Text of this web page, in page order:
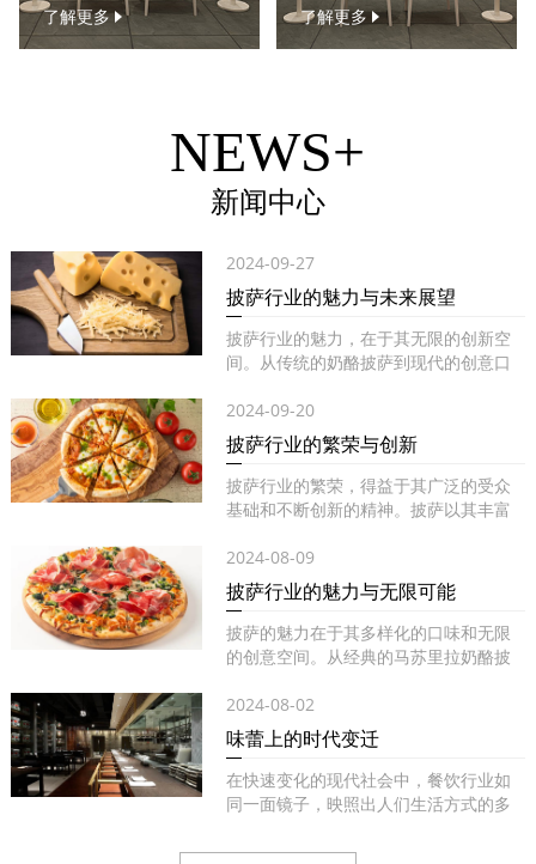
了解更多
了解更多
NEWS+
新闻中心
2024-09-27
披萨行业的魅力与未来展望
披萨行业的魅力，在于其无限的创新空
间。从传统的奶酪披萨到现代的创意口
2024-09-20
披萨行业的繁荣与创新
披萨行业的繁荣，得益于其广泛的受众
基础和不断创新的精神。披萨以其丰富
2024-08-09
披萨行业的魅力与无限可能
披萨的魅力在于其多样化的口味和无限
的创意空间。从经典的马苏里拉奶酪披
2024-08-02
味蕾上的时代变迁
在快速变化的现代社会中，餐饮行业如
同一面镜子，映照出人们生活方式的多